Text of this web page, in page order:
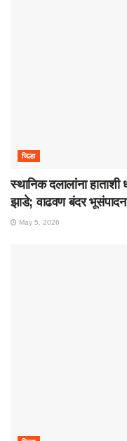
जिल्हा
स्थानिक दलालांना
झाडे; वाढवण बंदर
May 5, 2026